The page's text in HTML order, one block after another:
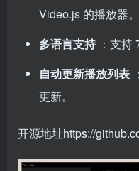
Video.js 的播放器。
多语言支持 ：支持
自动更新播放列表
更新。
开源地址https://